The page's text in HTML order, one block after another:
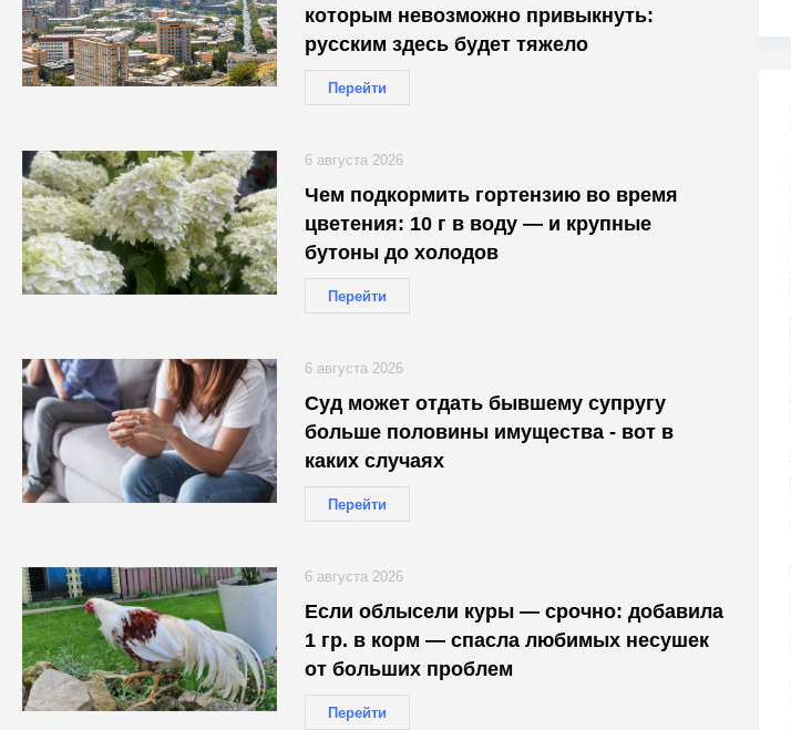
которым невозможно привыкнуть:
русским здесь будет тяжело
Перейти
Чем подкормить гортензию во время
цветения: 10 г в воду — и крупные
бутоны до холодов
Перейти
6 августа 2026
Суд может отдать бывшему супругу
больше половины имущества - вот в
каких случаях
Перейти
6 августа 2026
Если облысели куры — срочно: добавила
1 гр. в корм — спасла любимых несушек
от больших проблем
Перейти
6 августа 2026